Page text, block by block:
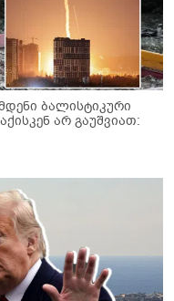
ბალისტიკური
არ გაუშვიათ: